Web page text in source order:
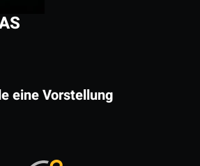
eine Vorstellung